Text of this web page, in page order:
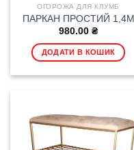
ОГОРОЖА ДЛЯ КЛУМБ
ПАРКАН ПРОСТИЙ 1,4М
980.00 ₴
ДОДАТИ В КОШИК